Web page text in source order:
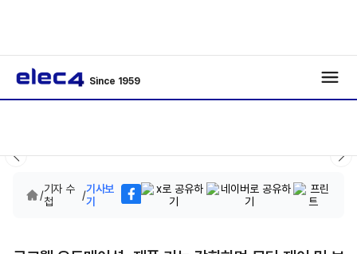
Since 1959
/기자 수
첩
/기사보
기